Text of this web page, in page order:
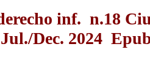
inf. n.18
Dec. 2024